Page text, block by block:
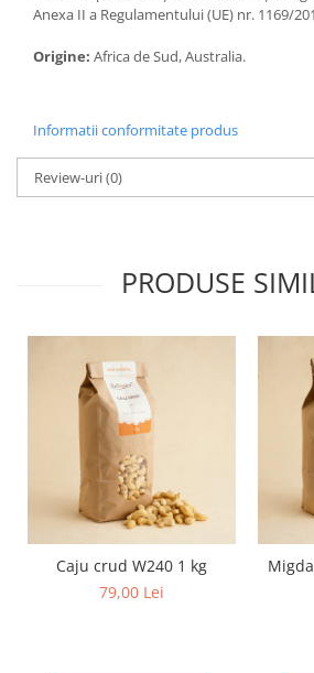
Anexa II a Regulamentului (UE) nr. 1169/
Origine: Africa de Sud, Australia.
Informatii conformitate produs
Review-uri(0)
PRODUSE
Caju crud W240 1 kg
79,00 Lei